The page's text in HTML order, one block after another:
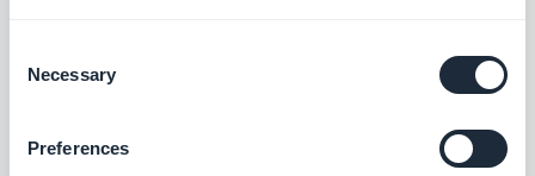
Selection
Necessary
Preferences
fisico dove poter incontrare i loro potenziali